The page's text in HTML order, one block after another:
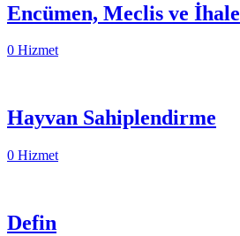
Encümen, Meclis ve İhale
0 Hizmet
Hayvan Sahiplendirme
0 Hizmet
Defin